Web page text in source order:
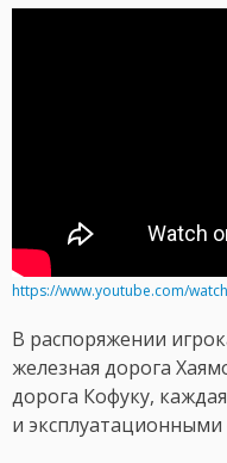
https://www.youtube.com/
В распоряжении
железная дорога
дорога Кофуку,
и эксплуатационными